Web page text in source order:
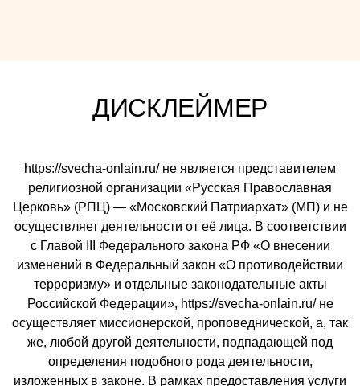
ДИСКЛЕЙМЕР
https://svecha-onlain.ru/ не является представителем
религиозной организации «Русская Православная
Церковь» (РПЦ) — «Московский Патриархат» (МП) и не
осуществляет деятельности от её лица. В соответствии
с Главой III Федерального закона РФ «О внесении
изменений в Федеральный закон «О противодействии
терроризму» и отдельные законодательные акты
Российской Федерации», https://svecha-onlain.ru/ не
осуществляет миссионерской, проповеднической, а, так
же, любой другой деятельности, подпадающей под
определения подобного рода деятельности,
изложенных в законе. В рамках предоставления услуги